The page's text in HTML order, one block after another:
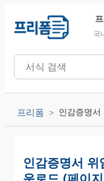
국
프리폼 인감증명서
인감증명서
운로드 (페이